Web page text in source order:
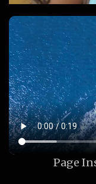
Page